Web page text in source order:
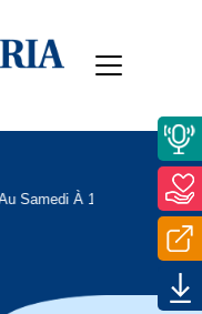
Samedi À 12h15, Le Mardi À